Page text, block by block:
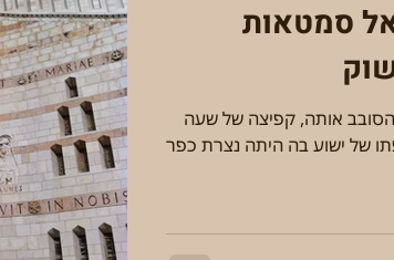
לנצרת – אל סמטאות
אותה, קפיצה של שעה
של ישוע בה היתה נצרת כפר